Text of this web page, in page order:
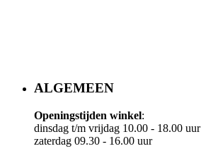
ALGEMEEN
Openingstijden winkel:
dinsdag t/m vrijdag 10.00 - 18.00 uur
​zaterdag 09.30 - 16.00 uur